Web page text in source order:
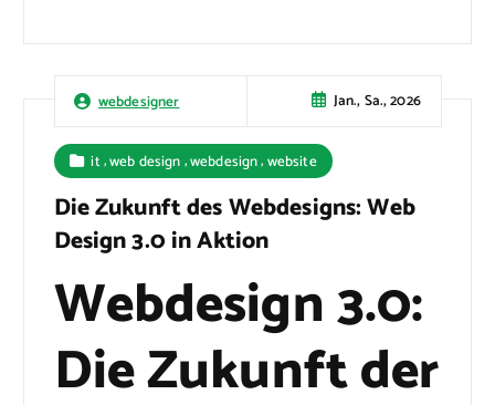
webdesigner Jan., Sa., 2026
it,web design,webdesign,website
Die Zukunft des Webdesigns: Web
Design 3.0 in Aktion
Webdesign 3.0:
Die Zukunft der